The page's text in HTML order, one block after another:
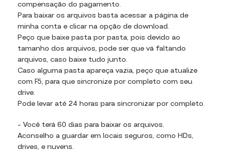
compensação do pagamento.
Para baixar os arquivos basta acessar a página de
minha conta e clicar na opção de download.
Peço que baixe pasta por pasta, pois devido ao
tamanho dos arquivos, pode ser que vá faltando
arquivos, caso baixe tudo junto.
Caso alguma pasta apareça vazia, peço que atualize
com F5, para que sincronize por completo com seu
drive.
Pode levar até 24 horas para sincronizar por completo.
– Você terá 60 dias para baixar os arquivos.
Aconselho a guardar em locais seguros, como HDs,
drives, e nuvens.